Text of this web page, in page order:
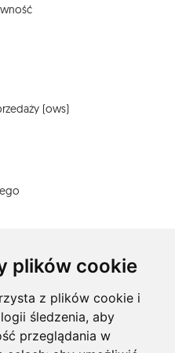
plików cookie
z plików cookie i
śledzenia, aby
przeglądania w
(ows)